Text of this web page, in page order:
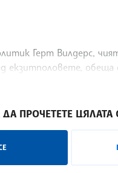
Герт Вилдерс,
екзитполовете,
ДА ПРОЧЕТЕТЕ ЦЯЛАТА